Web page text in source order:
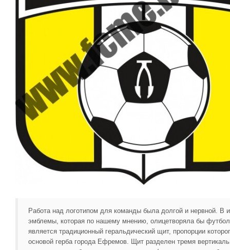
Работа над логотипом для команды была долгой и нервной. В
эмблемы, которая по нашему мнению, олицетворяла бы
является традиционный геральдический щит, пропорции
основой герба города Ефремов. Щит разделен тремя